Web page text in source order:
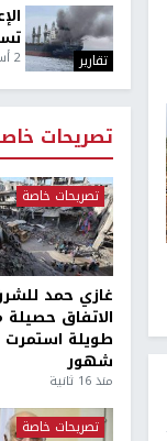
تقارير 2 أسبوعين، 4 أيام ago
تصريحات
تصريحات خاصة
غازي حمد
الاتفاق
طويلة
شهور
منذ 16 ثانية
تصريحات خاصة